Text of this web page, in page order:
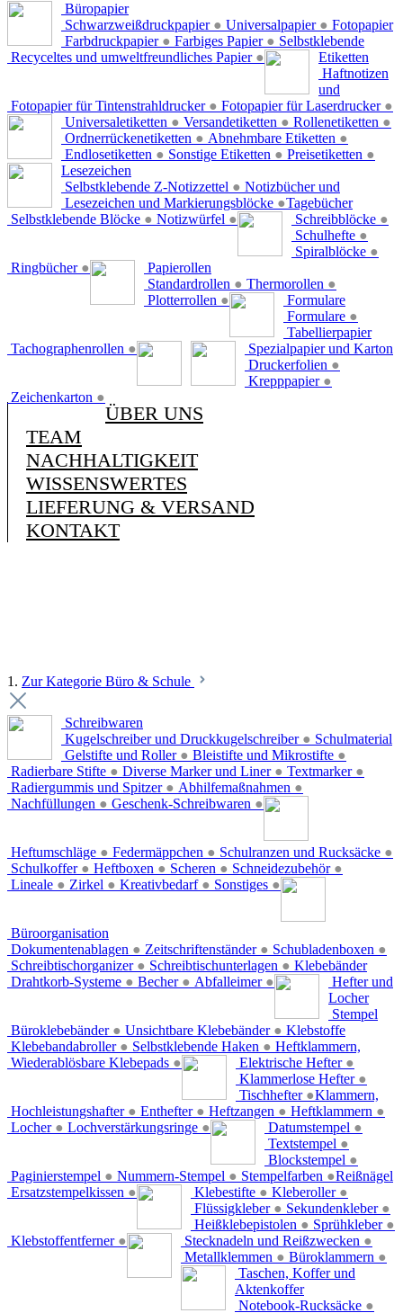
Büropapier
Schwarzweißdruckpapier ● Universalpapier ●
Farbdruckpapier ● Farbiges Papier ●
Recyceltes und umweltfreundliches Papier ●
Fotopapier
Fotopapier für Tintenstrahldrucker ● Fotopapier für Laserdrucker ●
Selbstklebende
Etiketten
Universaletiketten ● Versandetiketten ● Rollenetiketten ●
Ordnerrückenetiketten ● Abnehmbare Etiketten ●
Endlosetiketten ● Sonstige Etiketten ● Preisetiketten ●
Haftnotizen
und
Lesezeichen
Selbstklebende Z-Notizzettel ●
Lesezeichen und Markierungsblöcke ●
Selbstklebende Blöcke ● Notizwürfel ●
Notizbücher und
Tagebücher
Schreibblöcke ●
Schulhefte ●
Spiralblöcke ●
Ringbücher ●
Papierollen
Standardrollen ● Thermorollen ●
Plotterrollen ●
Formulare
Formulare ●
Tachographenrollen ●
Tabellierpapier
Spezialpapier und Karton
Druckerfolien ●
Krepppapier ●
Zeichenkarton ●
ÜBER UNS
TEAM
NACHHALTIGKEIT
WISSENSWERTES
LIEFERUNG & VERSAND
KONTAKT
1. Zur Kategorie Büro & Schule
Schreibwaren
Kugelschreiber und Druckkugelschreiber ●
Gelstifte und Roller ● Bleistifte und Mikrostifte ●
Radierbare Stifte ● Diverse Marker und Liner ● Textmarker ●
Radiergummis und Spitzer ● Abhilfemaßnahmen ●
Nachfüllungen ● Geschenk-Schreibwaren ●
Schulmaterial
Heftumschläge ● Federmäppchen ● Schulranzen und Rucksäcke ●
Schulkoffer ● Heftboxen ● Scheren ● Schneidezubehör ●
Lineale ● Zirkel ● Kreativbedarf ● Sonstiges ●
Büroorganisation
Dokumentenablagen ● Zeitschriftenständer ● Schubladenboxen ●
Schreibtischorganizer ● Schreibtischunterlagen ●
Drahtkorb-Systeme ● Becher ● Abfalleimer ●
Klebebänder
Büroklebebänder ● Unsichtbare Klebebänder ●
Klebebandabroller ● Selbstklebende Haken ●
Wiederablösbare Klebepads ●
Hefter und
Locher
Elektrische Hefter ●
Klammerlose Hefter ●
Tischhefter ●
Hochleistungshafter ● Enthefter ● Heftzangen ● Heftklammern ●
Locher ● Lochverstärkungsringe ●
Stempel
Datumstempel ●
Textstempel ●
Blockstempel ●
Paginierstempel ● Nummern-Stempel ● Stempelfarben ●
Ersatzstempelkissen ●
Klebstoffe
Klebestifte ● Kleberoller ●
Flüssigkleber ● Sekundenkleber ●
Heißklebepistolen ● Sprühkleber ●
Klebstoffentferner ●
Heftklammern,
Klammern,
Reißnägel
Stecknadeln und Reißzwecken ●
Metallklemmen ● Büroklammern ●
Taschen, Koffer und
Aktenkoffer
Notebook-Rucksäcke ●